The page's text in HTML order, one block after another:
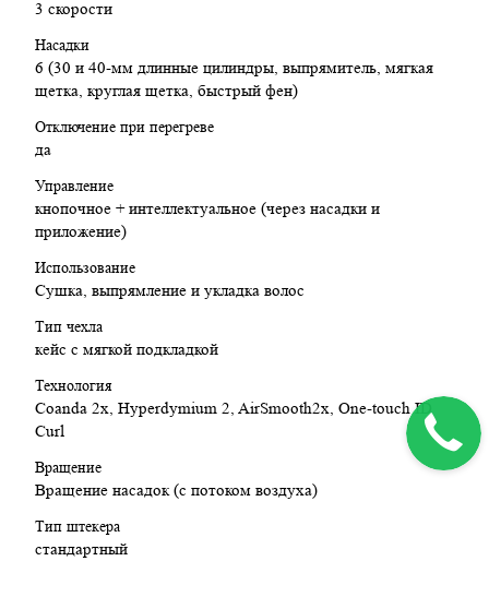
3 скорости
Насадки
6 (30 и 40-мм длинные цилиндры, выпрямитель, мягкая
щетка, круглая щетка, быстрый фен)
Отключение при перегреве
да
Управление
кнопочное + интеллектуальное (через насадки и
приложение)
Использование
Cушка, выпрямление и укладка волос
Тип чехла
кейс с мягкой подкладкой
Технология
Coanda 2x, Hyperdymium 2, AirSmooth2x, One-touch ID
Curl
Вращение
Вращение насадок (с потоком воздуха)
Тип штекера
стандартный